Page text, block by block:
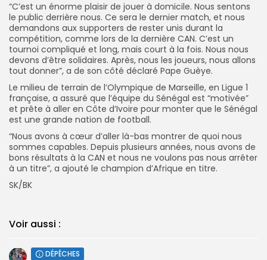
“C’est un énorme plaisir de jouer à domicile. Nous sentons
le public derrière nous. Ce sera le dernier match, et nous
demandons aux supporters de rester unis durant la
compétition, comme lors de la dernière CAN. C’est un
tournoi compliqué et long, mais court à la fois. Nous nous
devons d’être solidaires. Après, nous les joueurs, nous allons
tout donner”, a de son côté déclaré Pape Guèye.
Le milieu de terrain de l’Olympique de Marseille, en Ligue 1
française, a assuré que l’équipe du Sénégal est “motivée”
et prête à aller en Côte d’Ivoire pour monter que le Sénégal
est une grande nation de football.
“Nous avons à cœur d’aller là-bas montrer de quoi nous
sommes capables. Depuis plusieurs années, nous avons de
bons résultats à la CAN et nous ne voulons pas nous arrêter
à un titre”, a ajouté le champion d’Afrique en titre.
SK/BK
Voir aussi :
DÉPÊCHES